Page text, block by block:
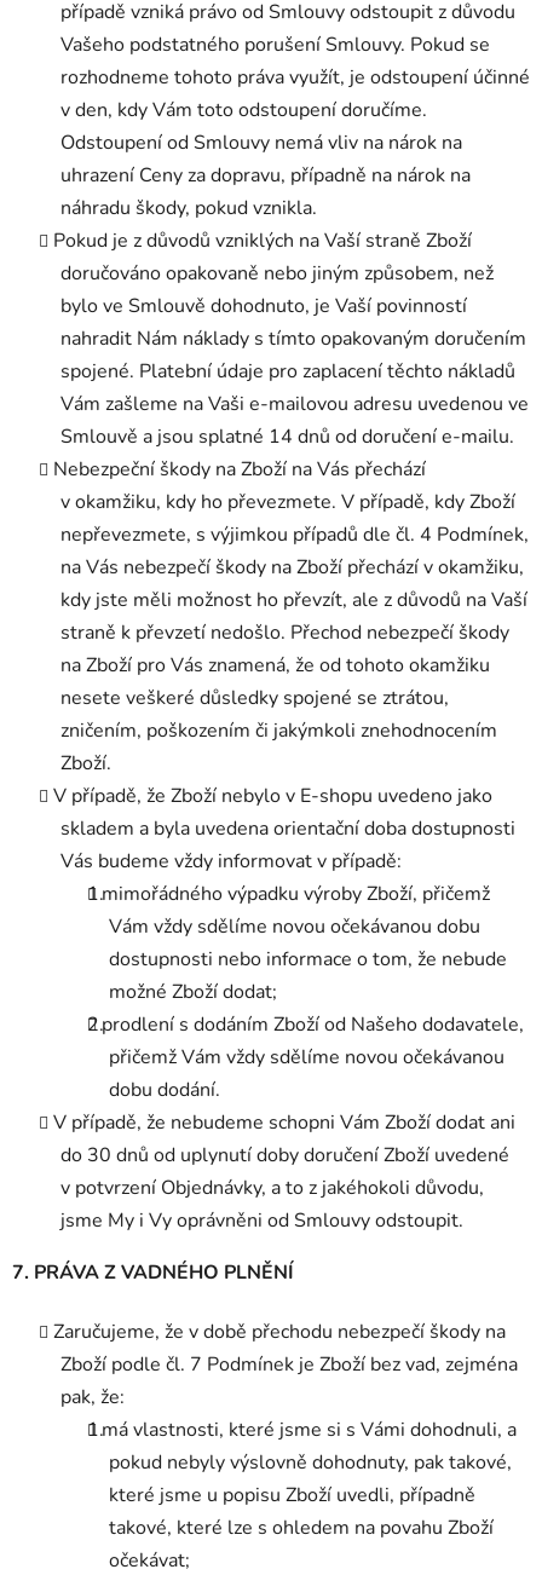
případě vzniká právo od Smlouvy odstoupit z důvodu
Vašeho podstatného porušení Smlouvy. Pokud se
rozhodneme tohoto práva využít, je odstoupení účinné
v den, kdy Vám toto odstoupení doručíme.
Odstoupení od Smlouvy nemá vliv na nárok na
uhrazení Ceny za dopravu, případně na nárok na
náhradu škody, pokud vznikla.
Pokud je z důvodů vzniklých na Vaší straně Zboží
doručováno opakovaně nebo jiným způsobem, než
bylo ve Smlouvě dohodnuto, je Vaší povinností
nahradit Nám náklady s tímto opakovaným doručením
spojené. Platební údaje pro zaplacení těchto nákladů
Vám zašleme na Vaši e-mailovou adresu uvedenou ve
Smlouvě a jsou splatné 14 dnů od doručení e-mailu.
Nebezpeční škody na Zboží na Vás přechází
v okamžiku, kdy ho převezmete. V případě, kdy Zboží
nepřevezmete, s výjimkou případů dle čl. 4 Podmínek,
na Vás nebezpečí škody na Zboží přechází v okamžiku,
kdy jste měli možnost ho převzít, ale z důvodů na Vaší
straně k převzetí nedošlo. Přechod nebezpečí škody
na Zboží pro Vás znamená, že od tohoto okamžiku
nesete veškeré důsledky spojené se ztrátou,
zničením, poškozením či jakýmkoli znehodnocením
Zboží.
V případě, že Zboží nebylo v E-shopu uvedeno jako
skladem a byla uvedena orientační doba dostupnosti
Vás budeme vždy informovat v případě:
mimořádného výpadku výroby Zboží, přičemž
Vám vždy sdělíme novou očekávanou dobu
dostupnosti nebo informace o tom, že nebude
možné Zboží dodat;
prodlení s dodáním Zboží od Našeho dodavatele,
přičemž Vám vždy sdělíme novou očekávanou
dobu dodání.
V případě, že nebudeme schopni Vám Zboží dodat ani
do 30 dnů od uplynutí doby doručení Zboží uvedené
v potvrzení Objednávky, a to z jakéhokoli důvodu,
jsme My i Vy oprávněni od Smlouvy odstoupit.
7. PRÁVA Z VADNÉHO PLNĚNÍ
Zaručujeme, že v době přechodu nebezpečí škody na
Zboží podle čl. 7 Podmínek je Zboží bez vad, zejména
pak, že:
má vlastnosti, které jsme si s Vámi dohodnuli, a
pokud nebyly výslovně dohodnuty, pak takové,
které jsme u popisu Zboží uvedli, případně
takové, které lze s ohledem na povahu Zboží
očekávat;